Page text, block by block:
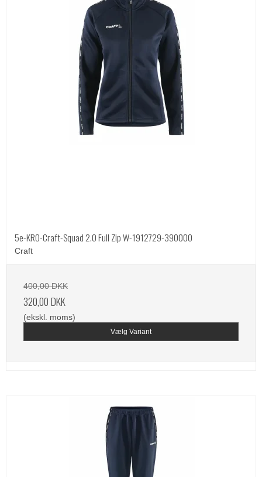
5e-KRO-Craft-Squad 2.0 Full Zip W-1912729-390000
Craft
400,00 DKK
320,00 DKK
(ekskl. moms)
Vælg Variant